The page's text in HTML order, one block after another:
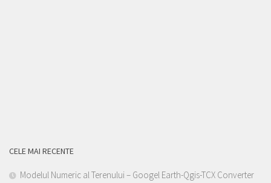
CELE MAI RECENTE
Modelul Numeric al Terenului – Googel Earth-Qgis-TCX Converter